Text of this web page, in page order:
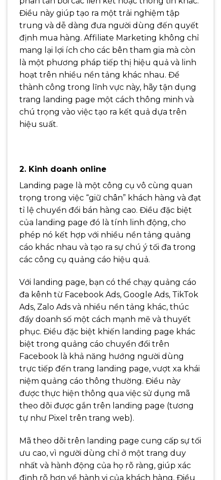
Điều này giúp tạo ra một trải nghiệm tập
trung và dễ dàng đưa người dùng đến quyết
định mua hàng. Affiliate Marketing không chỉ
mang lại lợi ích cho các bên tham gia mà còn
là một phương pháp tiếp thị hiệu quả và linh
hoạt trên nhiều nền tảng khác nhau. Để
thành công trong lĩnh vực này, hãy tận dụng
trang landing page một cách thông minh và
chú trọng vào việc tạo ra kết quả dựa trên
hiệu suất.
2. Kinh doanh online
Landing page là một công cụ vô cùng quan
trọng trong việc “giữ chân” khách hàng và đạt
tỉ lệ chuyển đổi bán hàng cao. Điều đặc biệt
của landing page đó là tính linh động, cho
phép nó kết hợp với nhiều nền tảng quảng
cáo khác nhau và tạo ra sự chú ý tối đa trong
các công cụ quảng cáo hiệu quả.
Với landing page, bạn có thể chạy quảng cáo
đa kênh từ Facebook Ads, Google Ads, TikTok
Ads, Zalo Ads và nhiều nền tảng khác, thúc
đẩy doanh số một cách mạnh mẽ và thuyết
phục. Điều đặc biệt khiến landing page khác
biệt trong quảng cáo chuyển đổi trên
Facebook là khả năng hướng người dùng
trực tiếp đến trang landing page, vượt xa khái
niệm quảng cáo thông thường. Điều này
được thực hiện thông qua việc sử dụng mã
theo dõi được gắn trên landing page (tương
tự như Pixel trên trang web).
Mã theo dõi trên landing page cung cấp sự tối
ưu cao, vì người dùng chỉ ở một trang duy
nhất và hành động của họ rõ ràng, giúp xác
định rõ hơn về hành vi của khách hàng. Điều